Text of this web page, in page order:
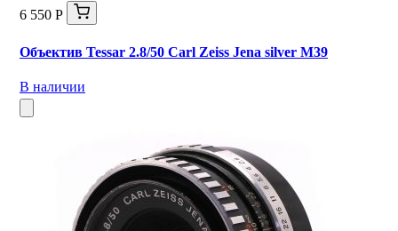
6 550 Р
Объектив Tessar 2.8/50 Carl Zeiss Jena silver М39
В наличии